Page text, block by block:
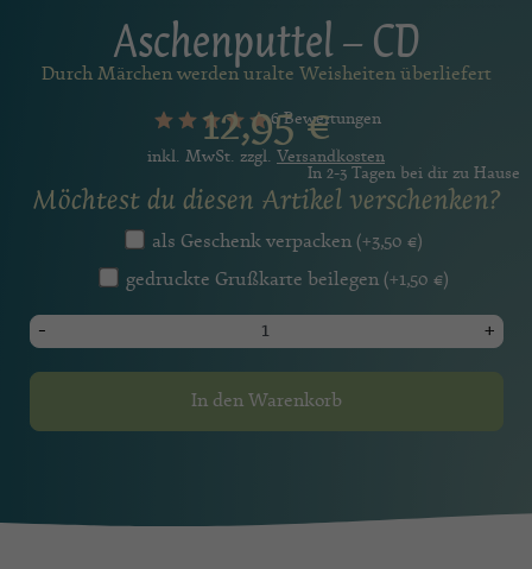
Aschenputtel – CD
Durch Märchen werden uralte Weisheiten überliefert
6 Bewertungen
12,95€
inkl. MwSt. zzgl. Versandkosten
In 2-3 Tagen bei dir zu Hause
Möchtest du diesen Artikel verschenken?
als Geschenk verpacken (+3,50 €)
gedruckte Grußkarte beilegen (+1,50 €)
- +
In den Warenkorb